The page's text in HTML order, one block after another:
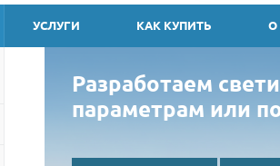
УСЛУГИ КАК КУПИТЬ О
Разработаем
параметрам или